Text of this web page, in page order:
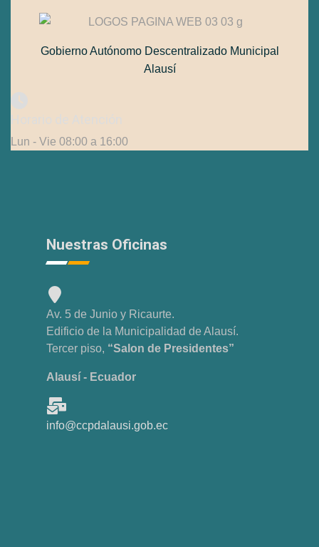
Gobierno Autónomo Descentralizado Municipal
Alausí
Lun - Vie 08:00 a 16:00
Nuestras Oficinas
Av. 5 de Junio y Ricaurte.
Edificio de la Municipalidad de Alausí.
Tercer piso, “Salon de Presidentes”
Alausí - Ecuador
info@ccpdalausi.gob.ec